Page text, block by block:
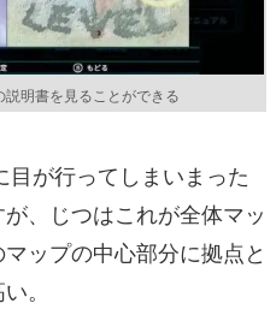
明書を見ることができる
が行ってしまいまった
、じつはこれが全体マッ
ップの中心部分に拠点と
。